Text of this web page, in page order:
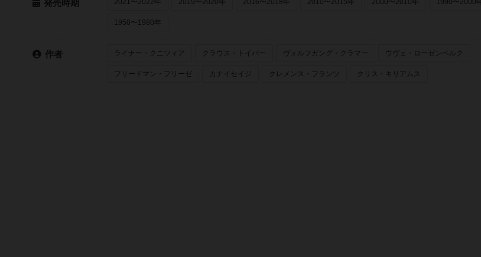
発売時期
1950〜1980年
作者 ライナー・クニツィア クラウス・トイバー ヴォルフガング・クラマー ウヴェ・ローゼンベルク
フリードマン・フリーゼ カナイセイジ クレメンス・フランツ クリス・キリアムス